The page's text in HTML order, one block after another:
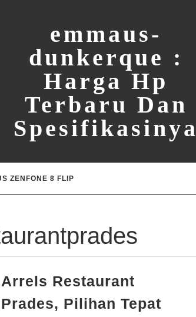
emmaus-
dunkerque :
Harga Hp
Terbaru Dan
Spesifikasinya
ZENFONE 8 FLIP
Arrels Restaurant
Prades, Pilihan Tepat